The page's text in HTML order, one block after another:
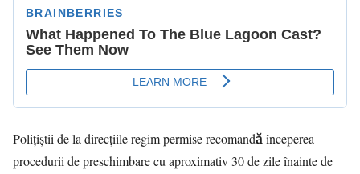
Polițiștii de la direcțiile regim permise recomandă începerea
procedurii de preschimbare cu aproximativ 30 de zile înainte de